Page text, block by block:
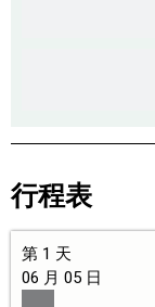
行程表
第 1 天
06 月 05 日